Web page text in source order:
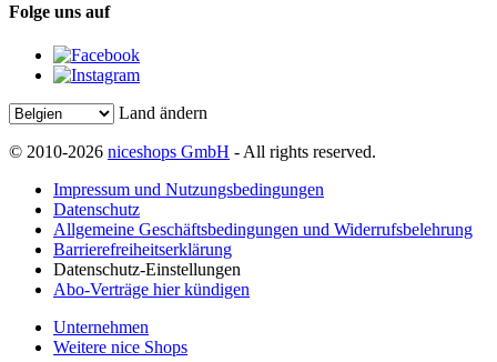
Folge uns auf
Land ändern
© 2010-2026 niceshops GmbH - All rights reserved.
Impressum und Nutzungsbedingungen
Datenschutz
Allgemeine Geschäftsbedingungen und Widerrufsbelehrung
Barrierefreiheitserklärung
Datenschutz-Einstellungen
Abo-Verträge hier kündigen
Unternehmen
Weitere nice Shops